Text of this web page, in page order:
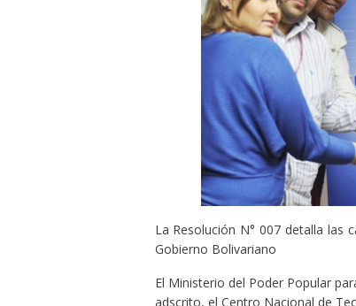
La Resolución N° 007 detalla las
Gobierno Bolivariano
El Ministerio del Poder Popular
adscrito, el Centro Nacional de